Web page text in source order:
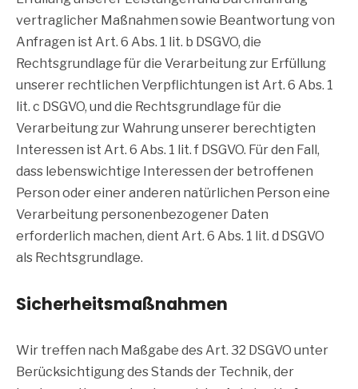
vertraglicher Maßnahmen sowie Beantwortung von
Anfragen ist Art. 6 Abs. 1 lit. b DSGVO, die
Rechtsgrundlage für die Verarbeitung zur Erfüllung
unserer rechtlichen Verpflichtungen ist Art. 6 Abs. 1
lit. c DSGVO, und die Rechtsgrundlage für die
Verarbeitung zur Wahrung unserer berechtigten
Interessen ist Art. 6 Abs. 1 lit. f DSGVO. Für den Fall,
dass lebenswichtige Interessen der betroffenen
Person oder einer anderen natürlichen Person eine
Verarbeitung personenbezogener Daten
erforderlich machen, dient Art. 6 Abs. 1 lit. d DSGVO
als Rechtsgrundlage.
Sicherheitsmaßnahmen
Wir treffen nach Maßgabe des Art. 32 DSGVO unter
Berücksichtigung des Stands der Technik, der